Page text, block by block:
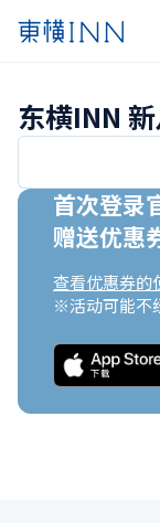
东横INN
首次登录
赠送优惠
查看优惠券的
※活动可能不